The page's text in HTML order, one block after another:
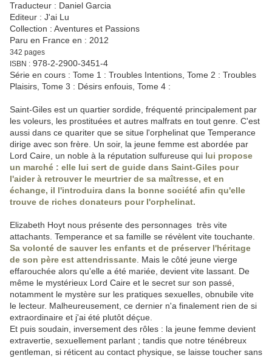
Traducteur : Daniel Garcia
Editeur : J'ai Lu
Collection : Aventures et Passions
Paru en France en : 2012
342 pages
ISBN : 978-2-2900-3451-4
Série en cours : Tome 1 : Troubles Intentions, Tome 2 : Troubles
Plaisirs, Tome 3 : Désirs enfouis, Tome 4 :
Saint-Giles est un quartier sordide, fréquenté principalement par
les voleurs, les prostituées et autres malfrats en tout genre. C'est
aussi dans ce quariter que se situe l'orphelinat que Temperance
dirige avec son frère. Un soir, la jeune femme est abordée par
Lord Caire, un noble à la réputation sulfureuse qui lui propose
un marché : elle lui sert de guide dans Saint-Giles pour
l'aider à retrouver le meurtrier de sa maîtresse, et en
échange, il l'introduira dans la bonne société afin qu'elle
trouve de riches donateurs pour l'orphelinat.
Elizabeth Hoyt nous présente des personnages très vite
attachants. Temperance et sa famille se révèlent vite touchante.
Sa volonté de sauver les enfants et de préserver l'héritage
de son père est attendrissante . Mais le côté jeune vierge
effarouchée alors qu'elle a été mariée, devient vite lassant. De
même le mystérieux Lord Caire et le secret sur son passé,
notamment le mystère sur les pratiques sexuelles, obnubile vite
le lecteur. Malheureusement, ce dernier n'a finalement rien de si
extraordinaire et j'ai été plutôt déçue.
Et puis soudain, inversement des rôles : la jeune femme devient
extravertie, sexuellement parlant ; tandis que notre ténébreux
gentleman, si réticent au contact physique, se laisse toucher sans